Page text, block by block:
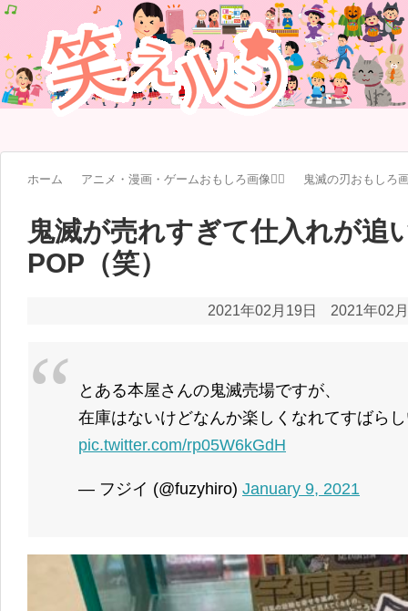
ホーム アニメ・漫画・ゲームおもしろ画像🧚‍♀️ 鬼滅の刃おもしろ
鬼滅が売れすぎて仕入れが追
POP（笑）
2021年02月19日 2021年02
とある本屋さんの鬼滅売場ですが、
在庫はないけどなんか楽しくなれてすばら
pic.twitter.com/rp05W6kGdH
— フジイ (@fuzyhiro) January 9, 2021